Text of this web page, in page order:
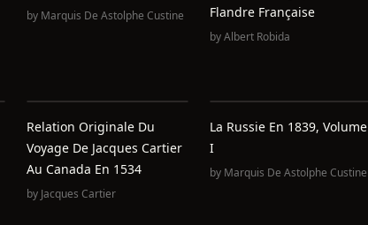
by Marquis De Astolphe Custine
Flandre Française
byAlbert Robida
Relation Originale Du
Voyage De Jacques Cartier
Au Canada En 1534
by Jacques Cartier
La Russie En 1839, Volume
I
by Marquis De Astolphe Custine